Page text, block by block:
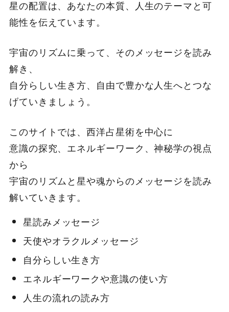
星の配置は、あなたの本質、人生のテーマと可
能性を伝えています。
宇宙のリズムに乗って、そのメッセージを読み
解き、
自分らしい生き方、自由で豊かな人生へとつな
げていきましょう。
このサイトでは、西洋占星術を中心に
意識の探究、エネルギーワーク、神秘学の視点
から
宇宙のリズムと星や魂からのメッセージを読み
解いていきます。
星読みメッセージ
天使やオラクルメッセージ
自分らしい生き方
エネルギーワークや意識の使い方
人生の流れの読み方